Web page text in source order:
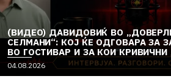
(ВИДЕО) ДАВИДОВИЌ ВО
СЕЛМАНИ“: КОЈ ЌЕ ОДГОВАРА ЗА
ВО ГОСТИВАР И ЗА КОИ КРИВИЧНИ
04.08.2026